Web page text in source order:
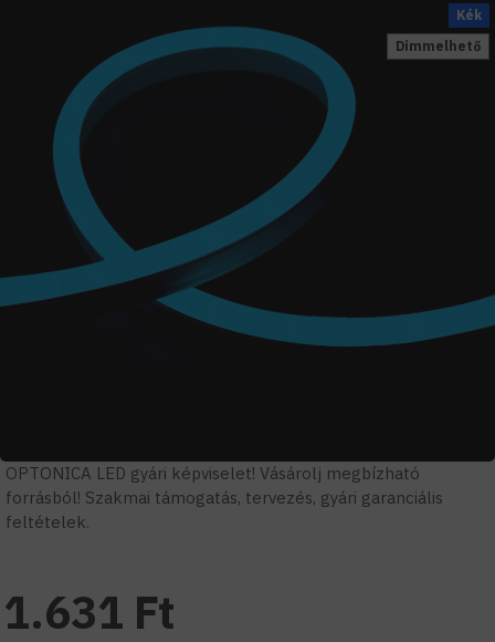
Kék
Dimmelhető
OPTONICA LED gyári képviselet! Vásárolj megbízható
forrásból! Szakmai támogatás, tervezés, gyári garanciális
feltételek.
1.631 Ft